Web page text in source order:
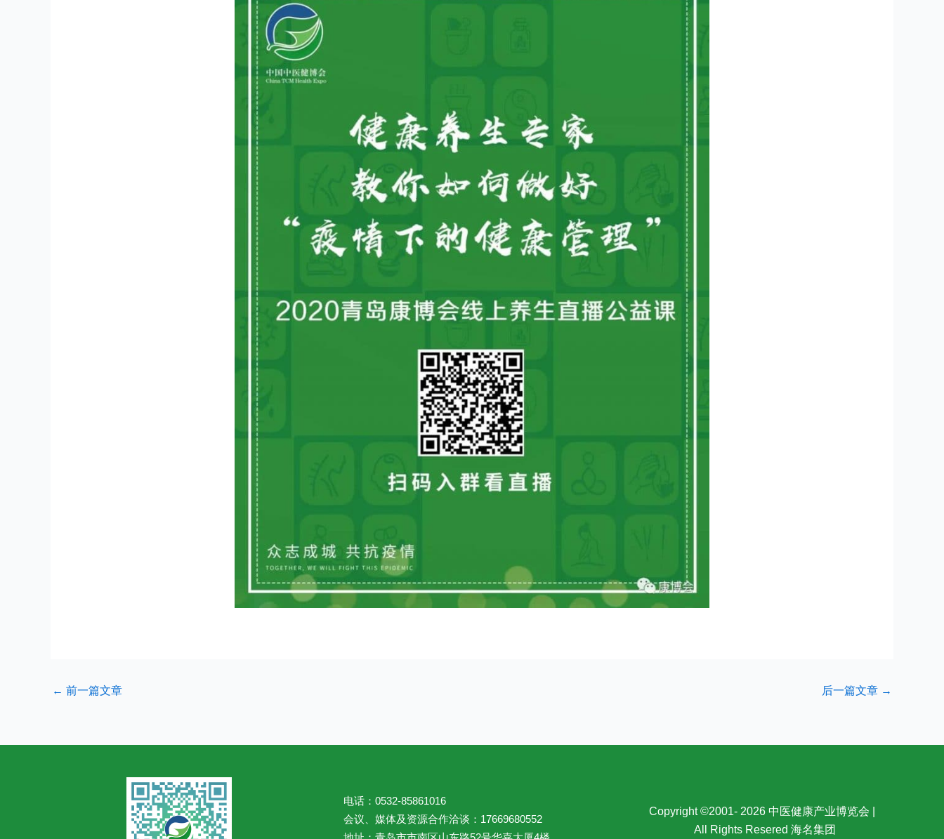
← 前一篇文章 后一篇文章 →
电话：0532-85861016
会议、媒体及资源合作洽谈：17669680552
Copyright ©2001- 2026 中医健康产业博览会 |
All Rights Resered 海名集团